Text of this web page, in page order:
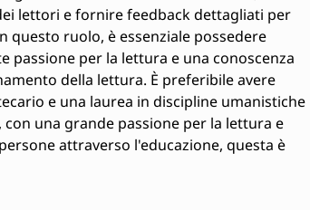
lettori e fornire feedback dettagliati per
questo ruolo, è essenziale possedere
passione per la lettura e una conoscenza
della lettura. È preferibile avere
e una laurea in discipline umanistiche
una grande passione per la lettura e
attraverso l'educazione, questa è